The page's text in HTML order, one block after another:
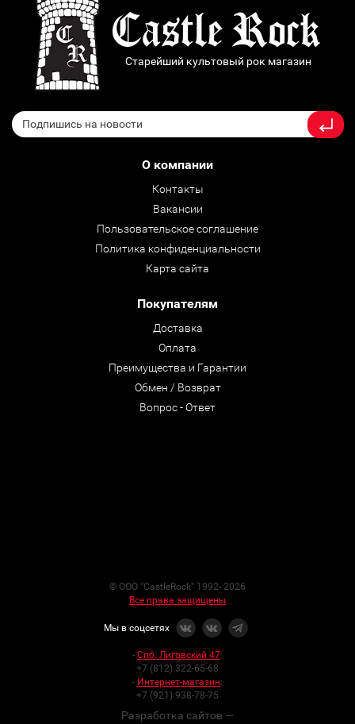
Старейший культовый рок магазин
О компании
Контакты
Вакансии
Пользовательское соглашение
Политика конфиденциальности
Карта сайта
Покупателям
Доставка
Оплата
Преимущества и Гарантии
Обмен / Возврат
Вопрос - Ответ
© ООО "CastleRock" 1992- 2026
Все права защищены
Мы в соцсетях
- Спб. Лиговский 47:
+7 (812) 322-65-68
- Интернет-магазин:
+7 (921) 938-78-75
Разработка сайтов —